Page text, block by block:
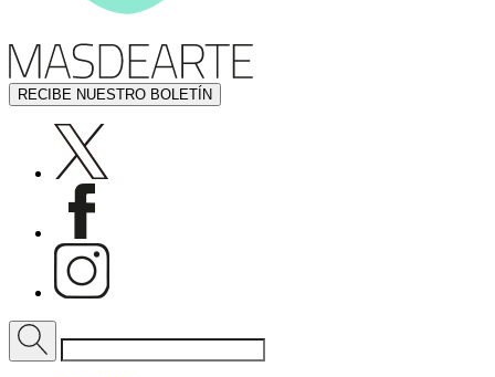
RECIBE NUESTRO BOLETÍN